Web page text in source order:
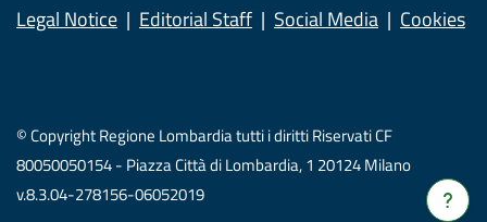
Verrà
Legal Notice Editorial Staff Social Media Cookies
© Copyright Regione Lombardia tutti i diritti Riservati CF
80050050154 - Piazza Città di Lombardia, 1 20124 Milano
v.8.3.04-278156-06052019